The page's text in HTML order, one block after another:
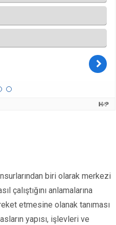
biri olarak merkezi
anlamalarına
etmesine olanak tanıması
yapısı, işlevleri ve